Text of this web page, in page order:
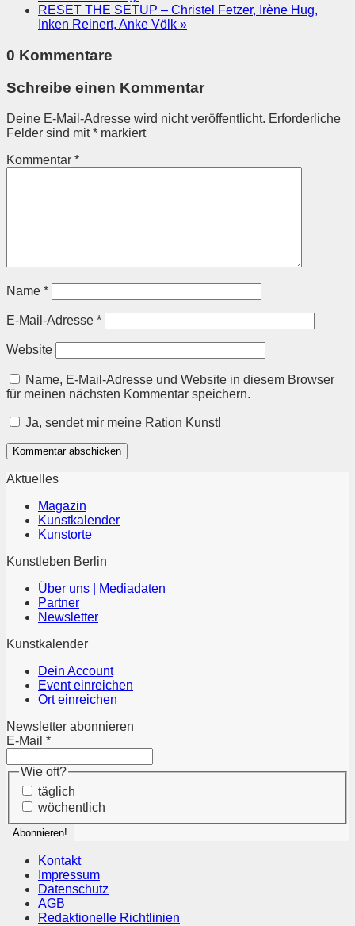
RESET THE SETUP – Christel Fetzer, Irène Hug,
Inken Reinert, Anke Völk »
0 Kommentare
Schreibe einen Kommentar
Deine E-Mail-Adresse wird nicht veröffentlicht. Erforderliche
Felder sind mit* markiert
Kommentar *
Name *
E-Mail-Adresse *
Website
Name, E-Mail-Adresse und Website in diesem Browser
für meinen nächsten Kommentar speichern.
Ja, sendet mir meine Ration Kunst!
Aktuelles
Magazin
Kunstkalender
Kunstorte
Kunstleben Berlin
Über uns | Mediadaten
Partner
Newsletter
Kunstkalender
Dein Account
Event einreichen
Ort einreichen
Newsletter abonnieren
E-Mail *
Wie oft?
täglich
wöchentlich
Kontakt
Impressum
Datenschutz
AGB
Redaktionelle Richtlinien